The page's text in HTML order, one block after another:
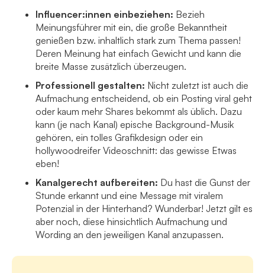
Influencer:innen einbeziehen: Bezieh
Meinungsführer mit ein, die große Bekanntheit
genießen bzw. inhaltlich stark zum Thema passen!
Deren Meinung hat einfach Gewicht und kann die
breite Masse zusätzlich überzeugen.
Professionell gestalten: Nicht zuletzt ist auch die
Aufmachung entscheidend, ob ein Posting viral geht
oder kaum mehr Shares bekommt als üblich. Dazu
kann (je nach Kanal) epische Background-Musik
gehören, ein tolles Grafikdesign oder ein
hollywoodreifer Videoschnitt: das gewisse Etwas
eben!
Kanalgerecht aufbereiten: Du hast die Gunst der
Stunde erkannt und eine Message mit viralem
Potenzial in der Hinterhand? Wunderbar! Jetzt gilt es
aber noch, diese hinsichtlich Aufmachung und
Wording an den jeweiligen Kanal anzupassen.